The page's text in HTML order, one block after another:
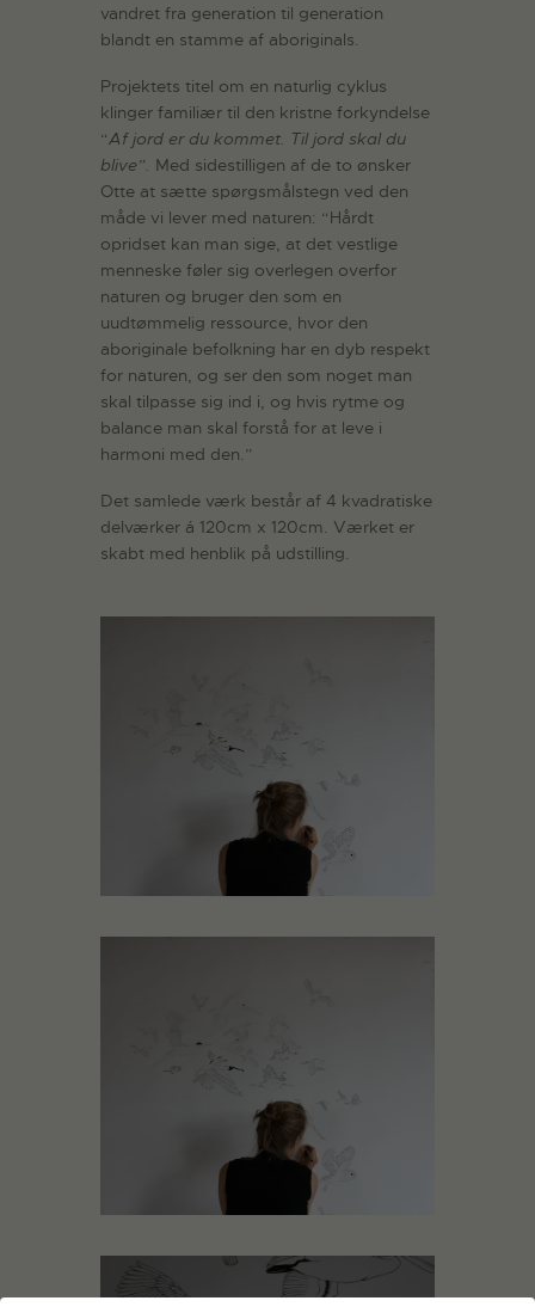
vandret fra generation til generation
blandt en stamme af aboriginals.
Projektets titel om en naturlig cyklus
klinger familiær til den kristne forkyndelse
“Af jord er du kommet. Til jord skal du
blive”. Med sidestilligen af de to ønsker
Otte at sætte spørgsmålstegn ved den
måde vi lever med naturen: “Hårdt
opridset kan man sige, at det vestlige
menneske føler sig overlegen overfor
naturen og bruger den som en
uudtømmelig ressource, hvor den
aboriginale befolkning har en dyb respekt
for naturen, og ser den som noget man
skal tilpasse sig ind i, og hvis rytme og
balance man skal forstå for at leve i
harmoni med den.”
Det samlede værk består af 4 kvadratiske
delværker á 120cm x 120cm. Værket er
skabt med henblik på udstilling.